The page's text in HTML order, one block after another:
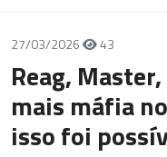
27/03/2026 43
Reag,
mais máfia
isso foi